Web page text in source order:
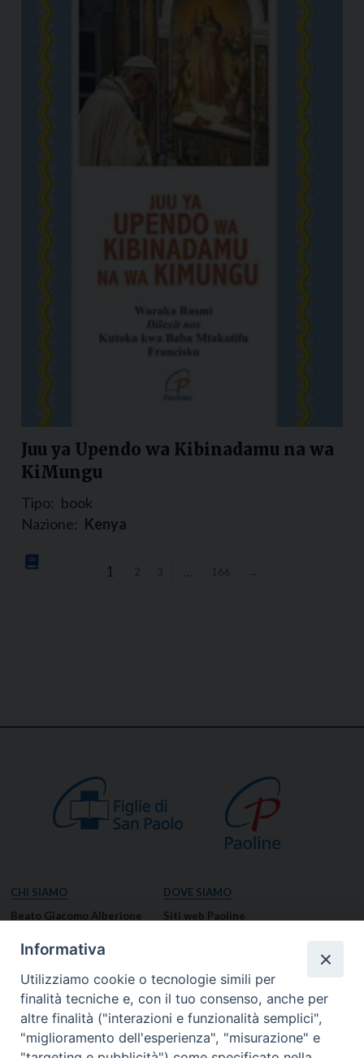
Juu ya Upendo wa Kibinadamu na wa
KiMungu
Tipo: book
Nazione: Kenya
1 2 3 … 166 →
CHI SIAMO
Beato Giacomo Alberione
Missione Paolina
Luoghi delle Origini
Governo Generale
DOVE SIAMO
Siti web Paoline
Notizie dal governo generale
Notizie in breve
RISORSE
Informativa
Utilizziamo cookie o tecnologie simili per
finalità tecniche e, con il tuo consenso, anche per
altre finalità ("interazioni e funzionalità semplici",
"miglioramento dell'esperienza", "misurazione" e